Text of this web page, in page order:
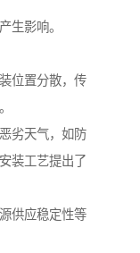
生影响。
位置分散，传
劣天气，如防
装工艺提出了
供应稳定性等